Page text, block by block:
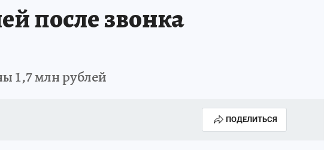
после звонка
1,7 млн рублей
ПОДЕЛИТЬСЯ